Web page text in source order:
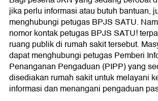
jika perlu informasi atau butuh bantuan,
menghubungi petugas BPJS SATU.
nomor kontak petugas BPJS SATU!
ruang publik di rumah sakit tersebut.
dapat menghubungi petugas Pemberi
Penanganan Pengaduan (PIPP) yang
disediakan rumah sakit untuk melayani
informasi dan menangani pengaduan